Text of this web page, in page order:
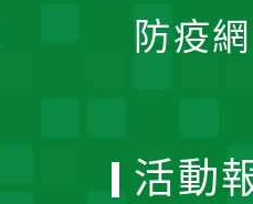
防疫
活動